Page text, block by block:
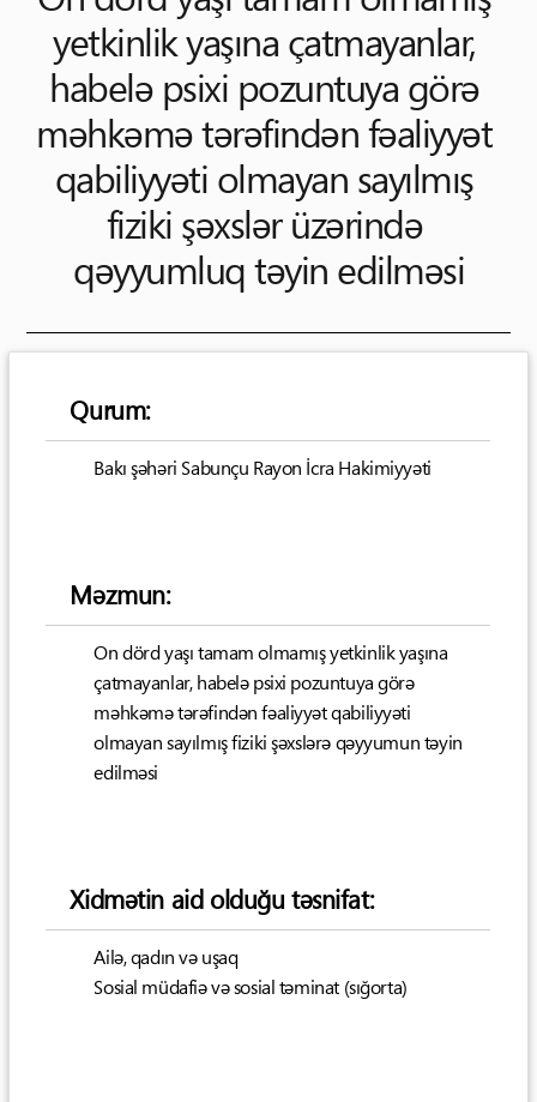
yetkinlik yaşına çatmayanlar,
habelə psixi pozuntuya görə
məhkəmə tərəfindən fəaliyyət
qabiliyyəti olmayan sayılmış
fiziki şəxslər üzərində
qəyyumluq təyin edilməsi
Qurum:
Bakı şəhəri Sabunçu Rayon İcra Hakimiyyəti
Məzmun:
On dörd yaşı tamam olmamış yetkinlik yaşına
çatmayanlar, habelə psixi pozuntuya görə
məhkəmə tərəfindən fəaliyyət qabiliyyəti
olmayan sayılmış fiziki şəxslərə qəyyumun təyin
edilməsi
Xidmətin aid olduğu təsnifat:
Ailə, qadın və uşaq
Sosial müdafiə və sosial təminat (sığorta)